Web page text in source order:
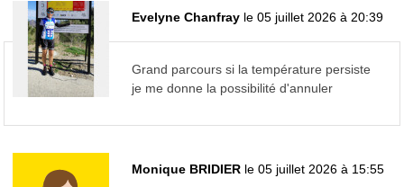
Evelyne Chanfray le 05 juillet 2026 à 20:39
Grand parcours si la température persiste
je me donne la possibilité d'annuler
Monique BRIDIER le 05 juillet 2026 à 15:55